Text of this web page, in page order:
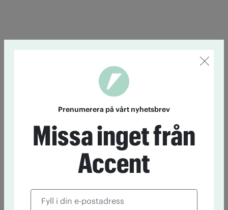
Prenumerera på vårt nyhetsbrev
Missa inget från
Accent